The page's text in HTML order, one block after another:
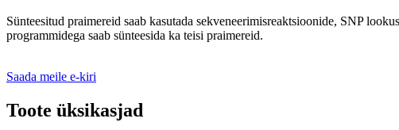
Sünteesitud praimereid saab kasutada sekveneerimisreaktsioonide, SNP
programmidega saab sünteesida ka teisi praimereid.
Saada meile e-kiri
Toote üksikasjad